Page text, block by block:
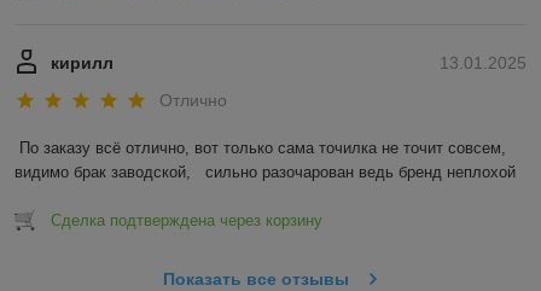
13.01.2025
кирилл
Отлично
По заказу всё отлично, вот только сама точилка не точит совсем,
видимо брак заводской,   сильно разочарован ведь бренд неплохой
Сделка подтверждена через корзину
Показать все отзывы